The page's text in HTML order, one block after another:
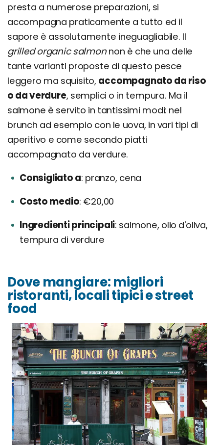
presta a numerose preparazioni, si
accompagna praticamente a tutto ed il
sapore è assolutamente ineguagliabile. Il
grilled organic salmonnon è che una delle
tante varianti proposte di questo pesce
leggero ma squisito, accompagnato da riso
o da verdure, semplici o in tempura. Ma il
salmone è servito in tantissimi modi: nel
brunch ad esempio con le uova, in vari tipi di
aperitivo e come secondo piatti
accompagnato da verdure.
Consigliato a pranzo, cena
Costo medio €20,00
Ingredienti principali salmone, olio d'oliva,
tempura di verdure
Dove mangiare: migliori
ristoranti, locali tipici e street
food